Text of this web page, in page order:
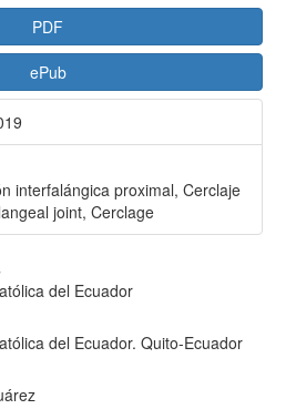
PDF
ePub
interfalángica proximal, Cerclaje
joint, Cerclage
del Ecuador
del Ecuador. Quito-Ecuador